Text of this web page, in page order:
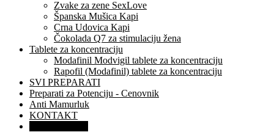
Zvake za zene SexLove
Španska Mušica Kapi
Crna Udovica Kapi
Čokolada Q7 za stimulaciju žena
Tablete za koncentraciju
Modafinil Modvigil tablete za koncentraciju
Rapofil (Modafinil) tablete za koncentraciju
SVI PREPARATI
Preparati za Potenciju - Cenovnik
Anti Mamurluk
KONTAKT